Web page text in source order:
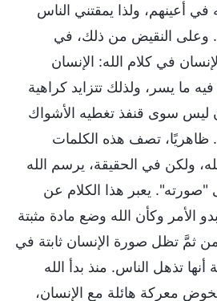
أعينهم، ولذا يمقتني الناس
وعلى النقيض من ذلك، في
في كلام الله: الإنسان
ما يسر، ولذلك تتزايد كراهية
ليس سوى قنفذ تغطيه الأشواك
ظاهريًا، تصف هذه الكلمات
ولكن في الحقيقة، يرسم الله
"صورته". يعبر هذا الكلام عن
الأمر وكأن الله وضع مادة مثبتة
ثمَّ تظل صورة الإنسان ثابتة في
تذهل الناس. منذ بدأ الله
معركة هائلة مع الإنسان،